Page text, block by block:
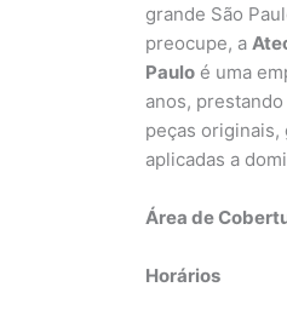
grande São
preocupe, a
Paulo é uma
anos,
peças originais,
aplicadas a
Área de
Horários